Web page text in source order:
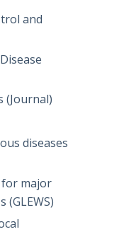
and
(Journal)
diseases
for major
(GLEWS)